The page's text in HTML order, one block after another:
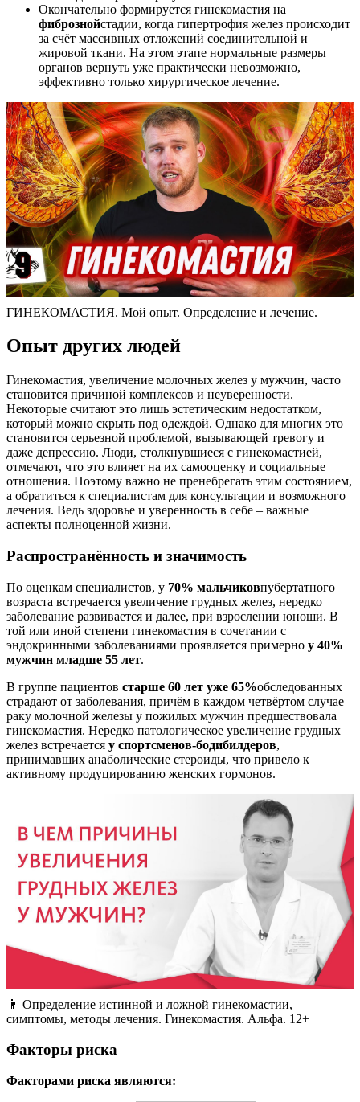
Окончательно формируется гинекомастия на
фибрознойстадии, когда гипертрофия желез происходит
за счёт массивных отложений соединительной и
жировой ткани. На этом этапе нормальные размеры
органов вернуть уже практически невозможно,
эффективно только хирургическое лечение.
ГИНЕКОМАСТИЯ. Мой опыт. Определение и лечение.
Опыт других людей
Гинекомастия, увеличение молочных желез у мужчин, часто
становится причиной комплексов и неуверенности.
Некоторые считают это лишь эстетическим недостатком,
который можно скрыть под одеждой. Однако для многих это
становится серьезной проблемой, вызывающей тревогу и
даже депрессию. Люди, столкнувшиеся с гинекомастией,
отмечают, что это влияет на их самооценку и социальные
отношения. Поэтому важно не пренебрегать этим состоянием,
а обратиться к специалистам для консультации и возможного
лечения. Ведь здоровье и уверенность в себе – важные
аспекты полноценной жизни.
Распространённость и значимость
По оценкам специалистов, у 70% мальчиковпубертатного
возраста встречается увеличение грудных желез, нередко
заболевание развивается и далее, при взрослении юноши. В
той или иной степени гинекомастия в сочетании с
эндокринными заболеваниями проявляется примерно у 40%
мужчин младше 55 лет.
В группе пациентов старше 60 лет уже 65%обследованных
страдают от заболевания, причём в каждом четвёртом случае
раку молочной железы у пожилых мужчин предшествовала
гинекомастия. Нередко патологическое увеличение грудных
желез встречается у спортсменов-бодибилдеров,
принимавших анаболические стероиды, что привело к
активному продуцированию женских гормонов.
👨 Определение истинной и ложной гинекомастии,
симптомы, методы лечения. Гинекомастия. Альфа. 12+
Факторы риска
Факторами риска являются: